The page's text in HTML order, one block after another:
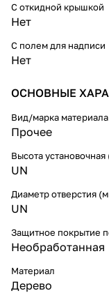
С откидной крышкой
Нет
С полем для надписи
Нет
ОСНОВНЫЕ
Вид/марка материала
Прочее
Высота
UN
Диаметр отверстия
UN
Защитное покрытие
Необработанная
Материал
Дерево